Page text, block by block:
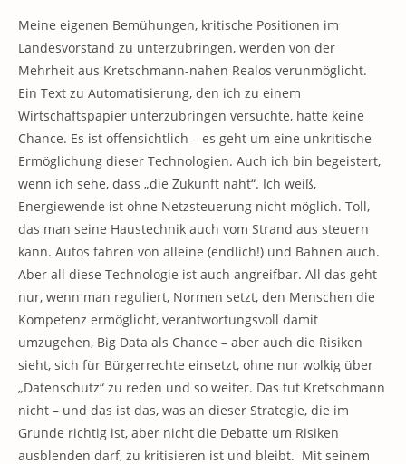
Meine eigenen Bemühungen, kritische Positionen im
Landesvorstand zu unterzubringen, werden von der
Mehrheit aus Kretschmann-nahen Realos verunmöglicht.
Ein Text zu Automatisierung, den ich zu einem
Wirtschaftspapier unterzubringen versuchte, hatte keine
Chance. Es ist offensichtlich – es geht um eine unkritische
Ermöglichung dieser Technologien. Auch ich bin begeistert,
wenn ich sehe, dass „die Zukunft naht“. Ich weiß,
Energiewende ist ohne Netzsteuerung nicht möglich. Toll,
das man seine Haustechnik auch vom Strand aus steuern
kann. Autos fahren von alleine (endlich!) und Bahnen auch.
Aber all diese Technologie ist auch angreifbar. All das geht
nur, wenn man reguliert, Normen setzt, den Menschen die
Kompetenz ermöglicht, verantwortungsvoll damit
umzugehen, Big Data als Chance – aber auch die Risiken
sieht, sich für Bürgerrechte einsetzt, ohne nur wolkig über
„Datenschutz“ zu reden und so weiter. Das tut Kretschmann
nicht – und das ist das, was an dieser Strategie, die im
Grunde richtig ist, aber nicht die Debatte um Risiken
ausblenden darf, zu kritisieren ist und bleibt. Mit seinem